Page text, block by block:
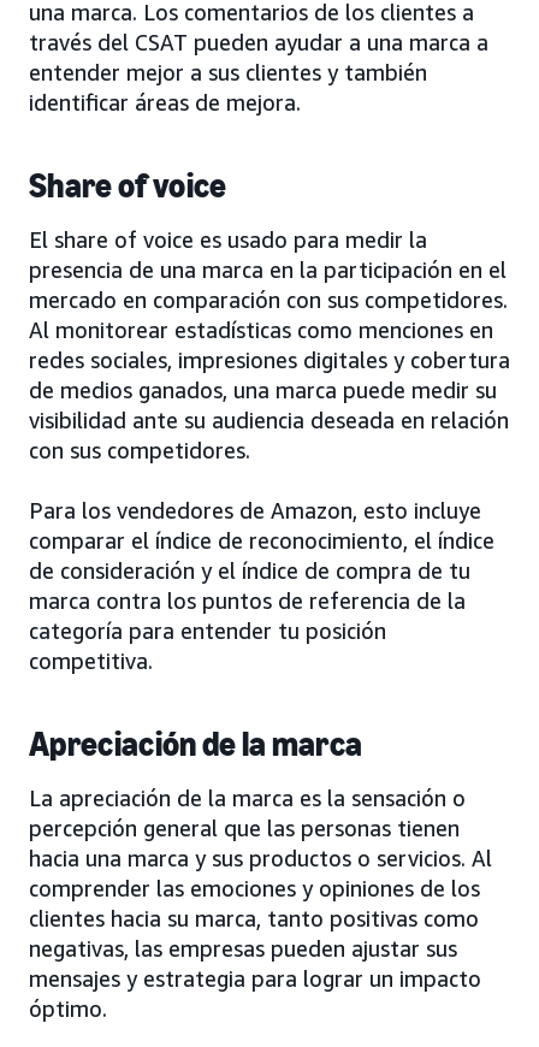
una marca. Los comentarios de los clientes a
través del CSAT pueden ayudar a una marca a
entender mejor a sus clientes y también
identificar áreas de mejora.
Share of voice
El share of voice es usado para medir la
presencia de una marca en la participación en el
mercado en comparación con sus competidores.
Al monitorear estadísticas como menciones en
redes sociales, impresiones digitales y cobertura
de medios ganados, una marca puede medir su
visibilidad ante su audiencia deseada en relación
con sus competidores.
Para los vendedores de Amazon, esto incluye
comparar el índice de reconocimiento, el índice
de consideración y el índice de compra de tu
marca contra los puntos de referencia de la
categoría para entender tu posición
competitiva.
Apreciación de la marca
La apreciación de la marca es la sensación o
percepción general que las personas tienen
hacia una marca y sus productos o servicios. Al
comprender las emociones y opiniones de los
clientes hacia su marca, tanto positivas como
negativas, las empresas pueden ajustar sus
mensajes y estrategia para lograr un impacto
óptimo.